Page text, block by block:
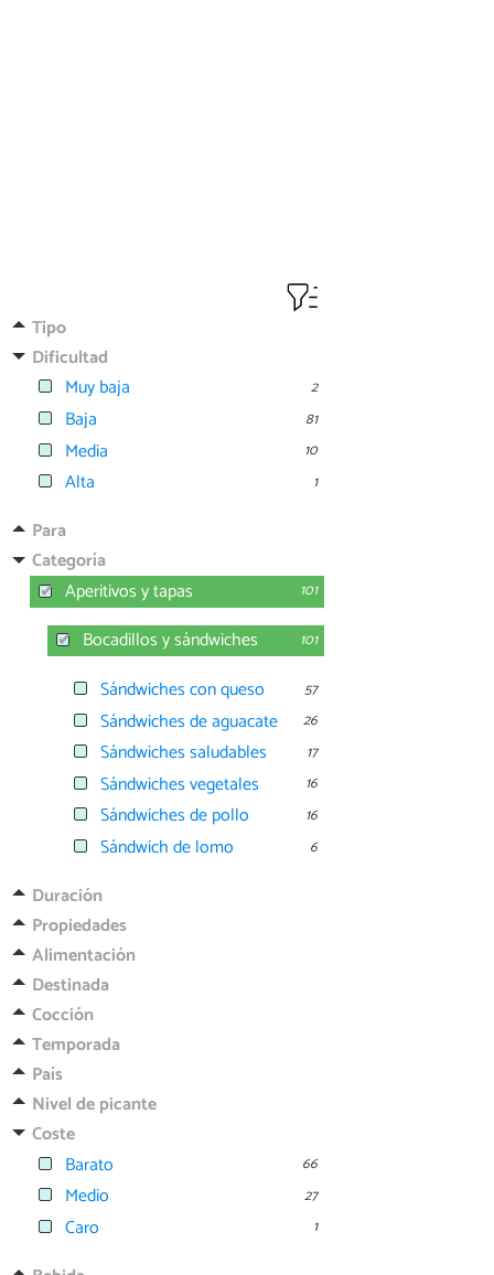
Tipo
Dificultad
Muy baja
2
Baja 81
Media 10
Alta 1
Para
Categoría
Aperitivos y tapas
101
Bocadillos y sándwiches 101
Sándwiches con queso 57
Sándwiches de aguacate 26
Sándwiches saludables 17
Sándwiches vegetales 16
Sándwiches de pollo 16
Sándwich de lomo 6
Duración
Propiedades
Alimentación
Destinada
Cocción
Temporada
País
Nivel de picante
Coste
Barato
66
Medio 27
Caro 1